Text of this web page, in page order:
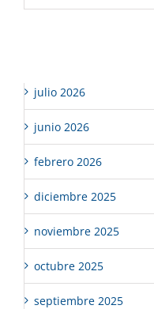
julio 2026
junio 2026
febrero 2026
diciembre 2025
noviembre 2025
octubre 2025
septiembre 2025